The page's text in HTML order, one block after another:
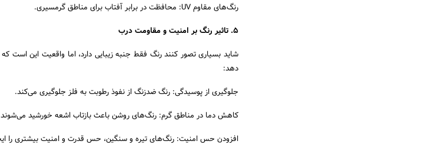
رنگ‌های مقاوم UV: محافظت در برابر آفتاب برای مناطق گرمسیری.
۵. تاثیر رنگ بر امنیت و مقاومت درب
شاید بسیاری تصور کنند رنگ فقط جنبه زیبایی دارد، اما واقعیت این است
دهد:
جلوگیری از پوسیدگی: رنگ ضدزنگ از نفوذ رطوبت به فلز جلوگیری می‌کند.
کاهش دما در مناطق گرم: رنگ‌های روشن باعث بازتاب اشعه خورشید
افزودن حس امنیت: رنگ‌های تیره و سنگین، حس قدرت و امنیت بیشتری را